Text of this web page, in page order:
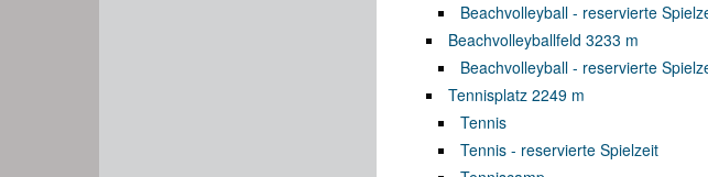
Beachvolleyball - reservierte
Beachvolleyballfeld 3233 m
Beachvolleyball - reservierte
Tennisplatz 2249 m
Tennis
Tennis - reservierte Spielzeit